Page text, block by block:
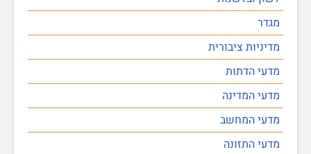
מגדר
מדיניות ציבורית
מדעי הדתות
מדעי המדינה
מדעי המחשב
מדעי התזונה